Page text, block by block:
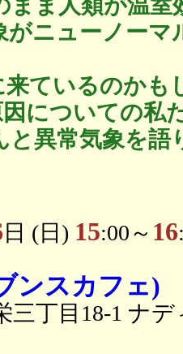
ま人類が温室
がニューノー
ているのかも
についての私
と異常気象を
日 (日) 15:00～ 16
ンスカフェ)
三丁目18-1 ナ